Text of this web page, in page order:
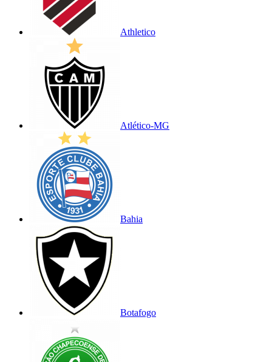
Athletico
Atlético-MG
Bahia
Botafogo